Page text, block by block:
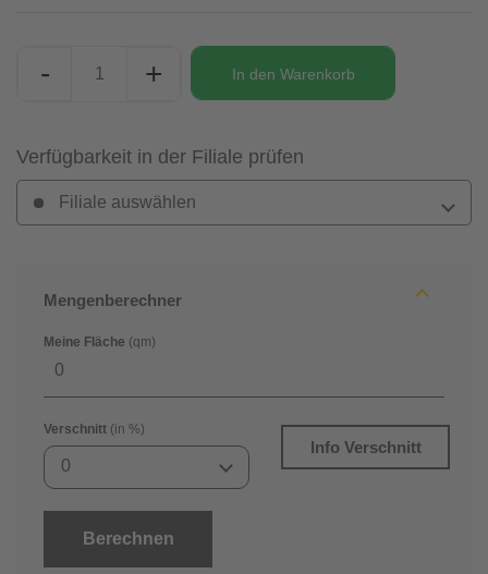
- + In den Warenkorb
Verfügbarkeit in der Filiale prüfen
Filiale auswählen
Mengenberechner
Meine Fläche (qm)
Verschnitt (in %)
0
Info Verschnitt
Berechnen